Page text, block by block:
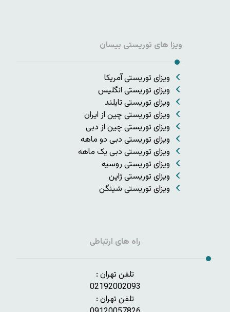
ویزا های توریستی بیسان
ویزای توریستی آمریکا
ویزای توریستی انگلیس
ویزای توریستی تایلند
ویزای توریستی چین از ایران
ویزای توریستی چین از دبی
ویزای توریستی دبی دو ماهه
ویزای توریستی دبی یک ماهه
ویزای توریستی روسیه
ویزای توریستی ژاپن
ویزای توریستی شینگن
راه های ارتباطی
تلفن تهران :
02192002093
تلفن تهران :